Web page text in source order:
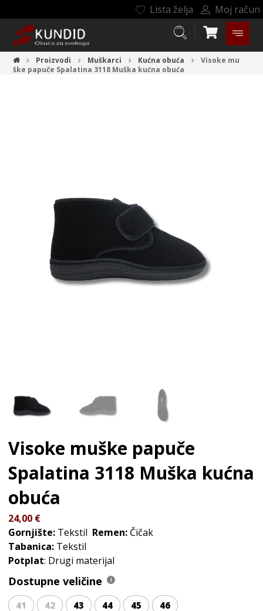
Lista želja Moj račun
Proizvodi Muškarci Kućna obuća
Visoke mu
ške papuče Spalatina 3118 Muška kućna obuća
Visoke muške papuče
Spalatina 3118 Muška kućna
obuća
24,00 €
Gornjište: Tekstil Remen: Čičak
Tabanica: Tekstil
Potplat: Drugi materijal
Dostupne veličine
41 42 43 44 45 46